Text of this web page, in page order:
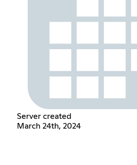
Server created
March 24th, 2024